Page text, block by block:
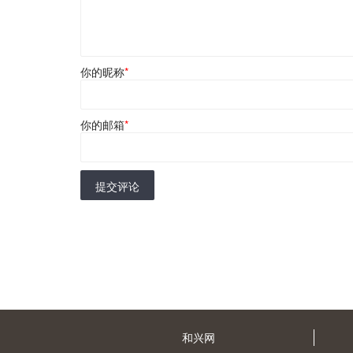
你的昵称*
你的邮箱*
提交评论
和兴网